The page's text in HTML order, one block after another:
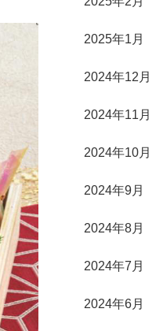
2025年1月
2024年12月
2024年11月
2024年10月
2024年9月
2024年8月
2024年7月
2024年6月